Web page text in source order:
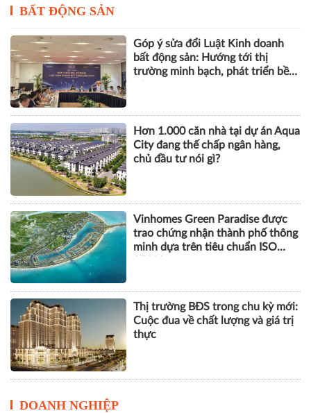
BẤT ĐỘNG SẢN
Góp ý sửa đổi Luật Kinh doanh
bất động sản: Hướng tới thị
trường minh bạch, phát triển bền
Hơn 1.000 căn nhà tại dự án Aqua
City đang thế chấp ngân hàng,
chủ đầu tư nói gì?
Vinhomes Green Paradise được
trao chứng nhận thành phố thông
minh dựa trên tiêu chuẩn ISO
Thị trường BĐS trong chu kỳ mới:
Cuộc đua về chất lượng và giá trị
thực
DOANH NGHIỆP